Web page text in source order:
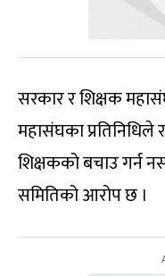
सरकार र शिक्षक
महासंघका प्रतिनिधिले
शिक्षकको बचाउ गर्न
समितिको आरोप छ ।